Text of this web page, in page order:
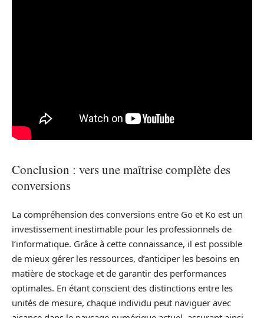
Conclusion : vers une maîtrise complète des
conversions
La compréhension des conversions entre Go et Ko est un
investissement inestimable pour les professionnels de
l’informatique. Grâce à cette connaissance, il est possible
de mieux gérer les ressources, d’anticiper les besoins en
matière de stockage et de garantir des performances
optimales. En étant conscient des distinctions entre les
unités de mesure, chaque individu peut naviguer avec